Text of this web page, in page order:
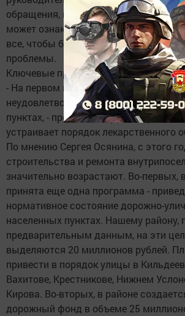
обращения, поступившие во время
может ознакомиться на сайте
все, чтобы быть на связи с жителями
проблемы.
Ключевые проблемы в районе
- На первом месте по количеству
неудовлетворительное состояние
пунктах, - продолжает разговор
устраивает порядок лекарственного
По мнению Сергея Осянина, с этого
строительства и ремонта
значительно возрастают. Во-первых,
принята еще одна программа -
нормативное состояние дорожно-
населенных пунктах. Нашему району,
предварительным данным, на эти
выделяются 20 миллионов рублей.
привести в порядок улицы в
Вахитове, Крестникове, Нижнем
Кирова. Во-вторых, в районе
дорожный фонд в объеме 25